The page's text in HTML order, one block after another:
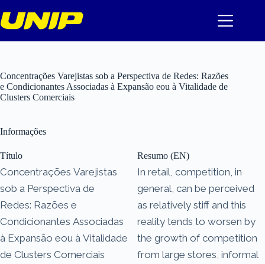
para
o
Concentrações Varejistas sob a Perspectiva de Redes: Razões
e Condicionantes Associadas à Expansão eou à Vitalidade de
Clusters Comerciais
Informações
Título
Concentrações Varejistas
sob a Perspectiva de
Redes: Razões e
Condicionantes Associadas
à Expansão eou à Vitalidade
de Clusters Comerciais
Resumo (EN)
In retail, competition, in
general, can be perceived
as relatively stiff and this
reality tends to worsen by
the growth of competition
from large stores, informal